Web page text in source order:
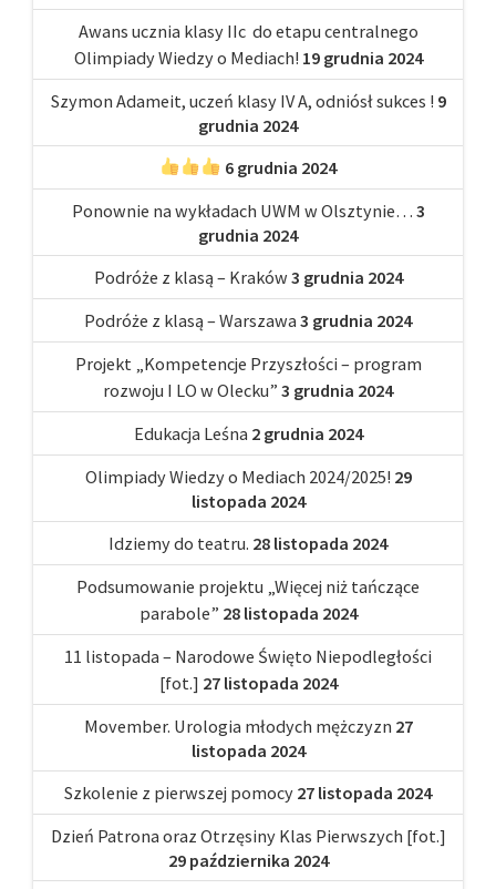
Awans ucznia klasy IIc do etapu centralnego
Olimpiady Wiedzy o Mediach! 19 grudnia 2024
Szymon Adameit, uczeń klasy IV A, odniósł sukces ! 9
grudnia 2024
6 grudnia 2024
Ponownie na wykładach UWM w Olsztynie… 3
grudnia 2024
Podróże z klasą – Kraków 3 grudnia 2024
Podróże z klasą – Warszawa 3 grudnia 2024
Projekt „Kompetencje Przyszłości – program
rozwoju I LO w Olecku” 3 grudnia 2024
Edukacja Leśna 2 grudnia 2024
Olimpiady Wiedzy o Mediach 2024/2025! 29
listopada 2024
Idziemy do teatru. 28 listopada 2024
Podsumowanie projektu „Więcej niż tańczące
parabole” 28 listopada 2024
11 listopada – Narodowe Święto Niepodległości
[fot.] 27 listopada 2024
Movember. Urologia młodych mężczyzn 27
listopada 2024
Szkolenie z pierwszej pomocy 27 listopada 2024
Dzień Patrona oraz Otrzęsiny Klas Pierwszych [fot.]
29 października 2024